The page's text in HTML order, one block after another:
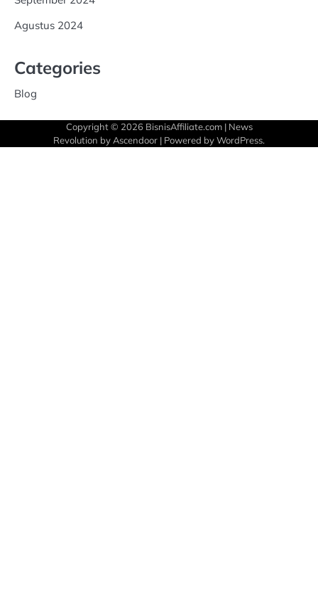
Agustus 2024
Categories
Blog
Copyright © 2026 BisnisAffiliate.com| News
Revolution by Ascendoor | Powered byWordPress.